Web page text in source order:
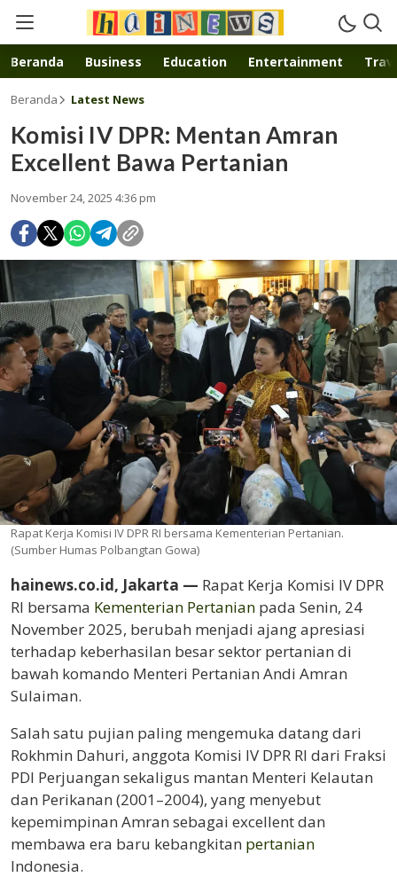
Inspirasi muda karya mandiri
Beranda Business Education Entertainment
Beranda Latest News
Komisi IV DPR: Mentan Amran
Excellent Bawa Pertanian
November 24, 2025 4:36 pm
Rapat Kerja Komisi IV DPR RI bersama Kementerian Pertanian.
(Sumber Humas Polbangtan Gowa)
hainews.co.id, Jakarta — Rapat Kerja Komisi IV DPR
RI bersama Kementerian Pertanian pada Senin, 24
November 2025, berubah menjadi ajang apresiasi
terhadap keberhasilan besar sektor pertanian di
bawah komando Menteri Pertanian Andi Amran
Sulaiman.
Salah satu pujian paling mengemuka datang dari
Rokhmin Dahuri, anggota Komisi IV DPR RI dari Fraksi
PDI Perjuangan sekaligus mantan Menteri Kelautan
dan Perikanan (2001–2004), yang menyebut
kepemimpinan Amran sebagai excellent dan
membawa era baru kebangkitan pertanian
Indonesia.